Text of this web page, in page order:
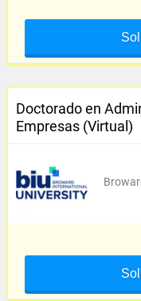
Doctorado en
Empresas (Virtual)